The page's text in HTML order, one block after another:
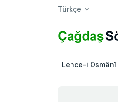
Türkçe
Lehce-i Osmânî